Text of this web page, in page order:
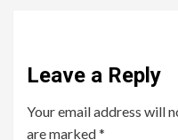
Leave a Reply
Your email address will
are marked*